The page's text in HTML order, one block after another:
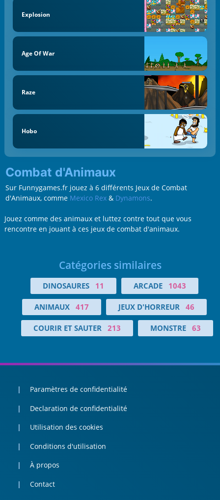
Explosion
Age Of War
Raze
Hobo
Combat d'Animaux
Sur Funnygames.fr jouez à 6 différents Jeux de Combat
d'Animaux, comme Mexico Rex& Dynamons.
Jouez comme des animaux et luttez contre tout que vous
rencontre en jouant à ces jeux de combat d'animaux.
Catégories similaires
DINOSAURES 11 ARCADE 1043
ANIMAUX 417 JEUX D'HORREUR 46
COURIR ET SAUTER 213 MONSTRE 63
Paramètres de confidentialité
Declaration de confidentialité
Utilisation des cookies
Conditions d'utilisation
À propos
Contact